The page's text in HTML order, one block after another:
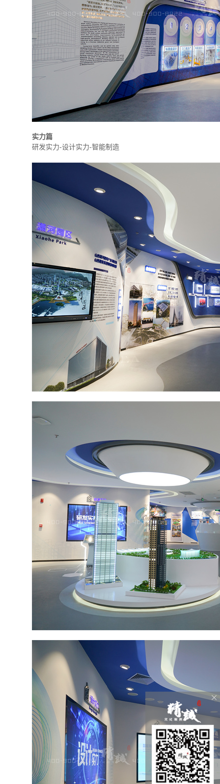
实力篇
研发实力-设计实力-智能制造